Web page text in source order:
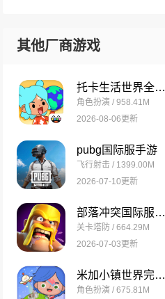
其他厂商游戏
托卡生活世界全解锁版
角色扮演 / 958.41M
2026-08-06更新
pubg国际服手游
飞行射击 / 1399.00M
2026-07-10更新
部落冲突国际服最新版
关卡塔防 / 664.29M
2026-07-03更新
米加小镇世界完整版
角色扮演 / 675.81M